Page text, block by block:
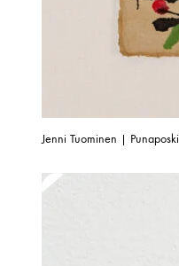
Jenni Tuominen | Punaposki